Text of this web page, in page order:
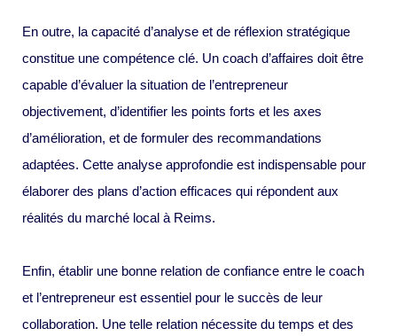
En outre, la capacité d’analyse et de réflexion stratégique
constitue une compétence clé. Un coach d’affaires doit être
capable d’évaluer la situation de l’entrepreneur
objectivement, d’identifier les points forts et les axes
d’amélioration, et de formuler des recommandations
adaptées. Cette analyse approfondie est indispensable pour
élaborer des plans d’action efficaces qui répondent aux
réalités du marché local à Reims.
Enfin, établir une bonne relation de confiance entre le coach
et l’entrepreneur est essentiel pour le succès de leur
collaboration. Une telle relation nécessite du temps et des